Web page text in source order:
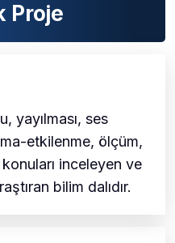
Proje
yayılması, ses
etkilenme, ölçüm,
inceleyen ve
bilim dalıdır.